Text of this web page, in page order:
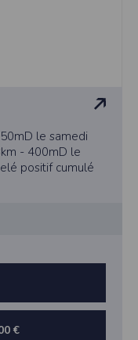
le samedi
- 400mD le
positif cumulé
€